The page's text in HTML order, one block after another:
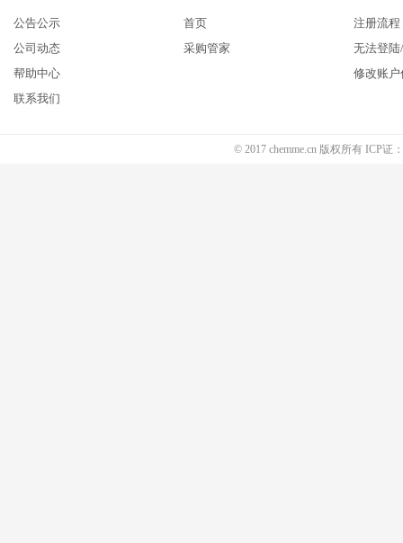
公告公示
公司动态
帮助中心
联系我们
首页
采购管家
注册流程
无法登
修改账户
© 2017 chemme.cn 版权所有 ICP证：